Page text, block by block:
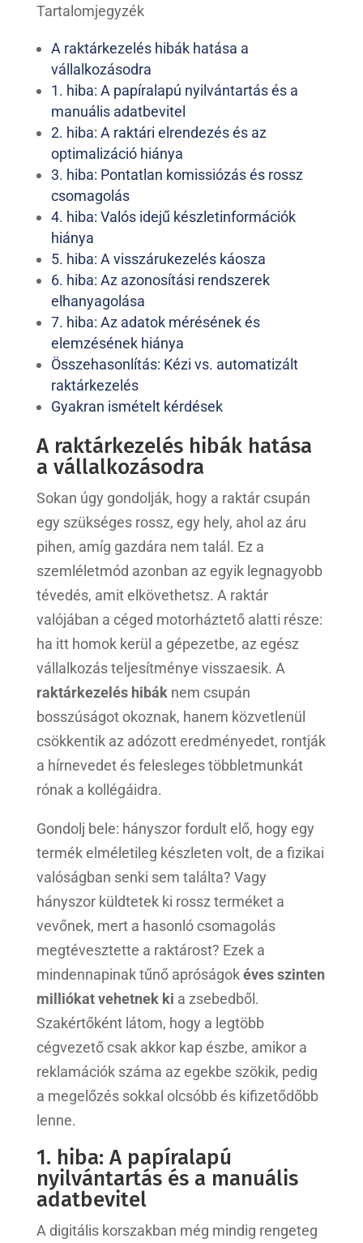
Tartalomjegyzék
A raktárkezelés hibák hatása a
vállalkozásodra
1. hiba: A papíralapú nyilvántartás és a
manuális adatbevitel
2. hiba: A raktári elrendezés és az
optimalizáció hiánya
3. hiba: Pontatlan komissiózás és rossz
csomagolás
4. hiba: Valós idejű készletinformációk
hiánya
5. hiba: A visszárukezelés káosza
6. hiba: Az azonosítási rendszerek
elhanyagolása
7. hiba: Az adatok mérésének és
elemzésének hiánya
Összehasonlítás: Kézi vs. automatizált
raktárkezelés
Gyakran ismételt kérdések
A raktárkezelés hibák hatása
a vállalkozásodra
Sokan úgy gondolják, hogy a raktár csupán
egy szükséges rossz, egy hely, ahol az áru
pihen, amíg gazdára nem talál. Ez a
szemléletmód azonban az egyik legnagyobb
tévedés, amit elkövethetsz. A raktár
valójában a céged motorháztető alatti része:
ha itt homok kerül a gépezetbe, az egész
vállalkozás teljesítménye visszaesik. A
raktárkezelés hibáknem csupán
bosszúságot okoznak, hanem közvetlenül
csökkentik az adózott eredményedet, rontják
a hírnevedet és felesleges többletmunkát
rónak a kollégáidra.
Gondolj bele: hányszor fordult elő, hogy egy
termék elméletileg készleten volt, de a fizikai
valóságban senki sem találta? Vagy
hányszor küldtetek ki rossz terméket a
vevőnek, mert a hasonló csomagolás
megtévesztette a raktárost? Ezek a
mindennapinak tűnő apróságokéves szinten
milliókat vehetnek ki a zsebedből.
Szakértőként látom, hogy a legtöbb
cégvezető csak akkor kap észbe, amikor a
reklamációk száma az egekbe szökik, pedig
a megelőzés sokkal olcsóbb és kifizetődőbb
lenne.
1. hiba: A papíralapú
nyilvántartás és a manuális
adatbevitel
A digitális korszakban még mindig rengeteg